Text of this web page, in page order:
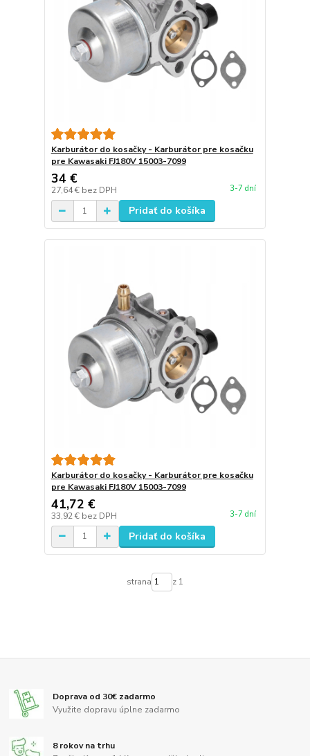
Karburátor do kosačky - Karburátor pre kosačku
pre Kawasaki FJ180V 15003-7099
34 €
27,64 € bez DPH 3-7 dní
Pridať do košíka
Karburátor do kosačky - Karburátor pre kosačku
pre Kawasaki FJ180V 15003-7099
41,72 €
33,92 € bez DPH 3-7 dní
Pridať do košíka
strana z 1
Doprava od 30€ zadarmo
Využite dopravu úplne zadarmo
8 rokov na trhu